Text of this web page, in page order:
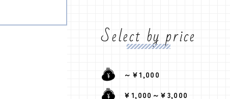
Select by price
～¥1,000
¥1,000～¥3,000